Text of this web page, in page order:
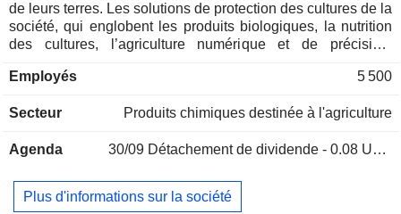
de leurs terres. Les solutions de protection des cultures de la
société, qui englobent les produits biologiques, la nutrition
des cultures, l’agriculture numérique et de précision,
relever leurs défis de manière économique tout en
grandes catégories de pesticides : les insecticides, les
produits se compose d'insecticides et d'herbicides, et elle
utilisés dans les segments de cultures à forte valeur ajoutée.
Ses insecticides sont utilisés pour lutter contre un large
Employés 5 500
Secteur Produits chimiques destinée à l'agriculture
Agenda 30/09 Détachement de dividende - 0.08 USD
Plus d'informations sur la société